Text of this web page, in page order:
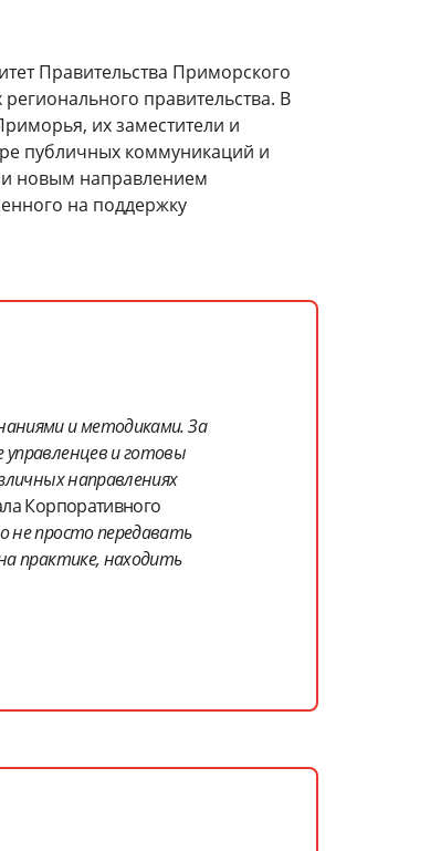
спортивно-музыкального
«Достигая цели!»
с Корпоративным
РЖД
августа 2026
Мастер-класс о
отрасли Узбекистана и
перспективах сотрудничества со
Правительства Приморского
правительства. В
их заместители и
публичных коммуникаций и
новым направлением
на поддержку
и методиками. За
и готовы
направлениях
Корпоративного
не просто передавать
практике, находить